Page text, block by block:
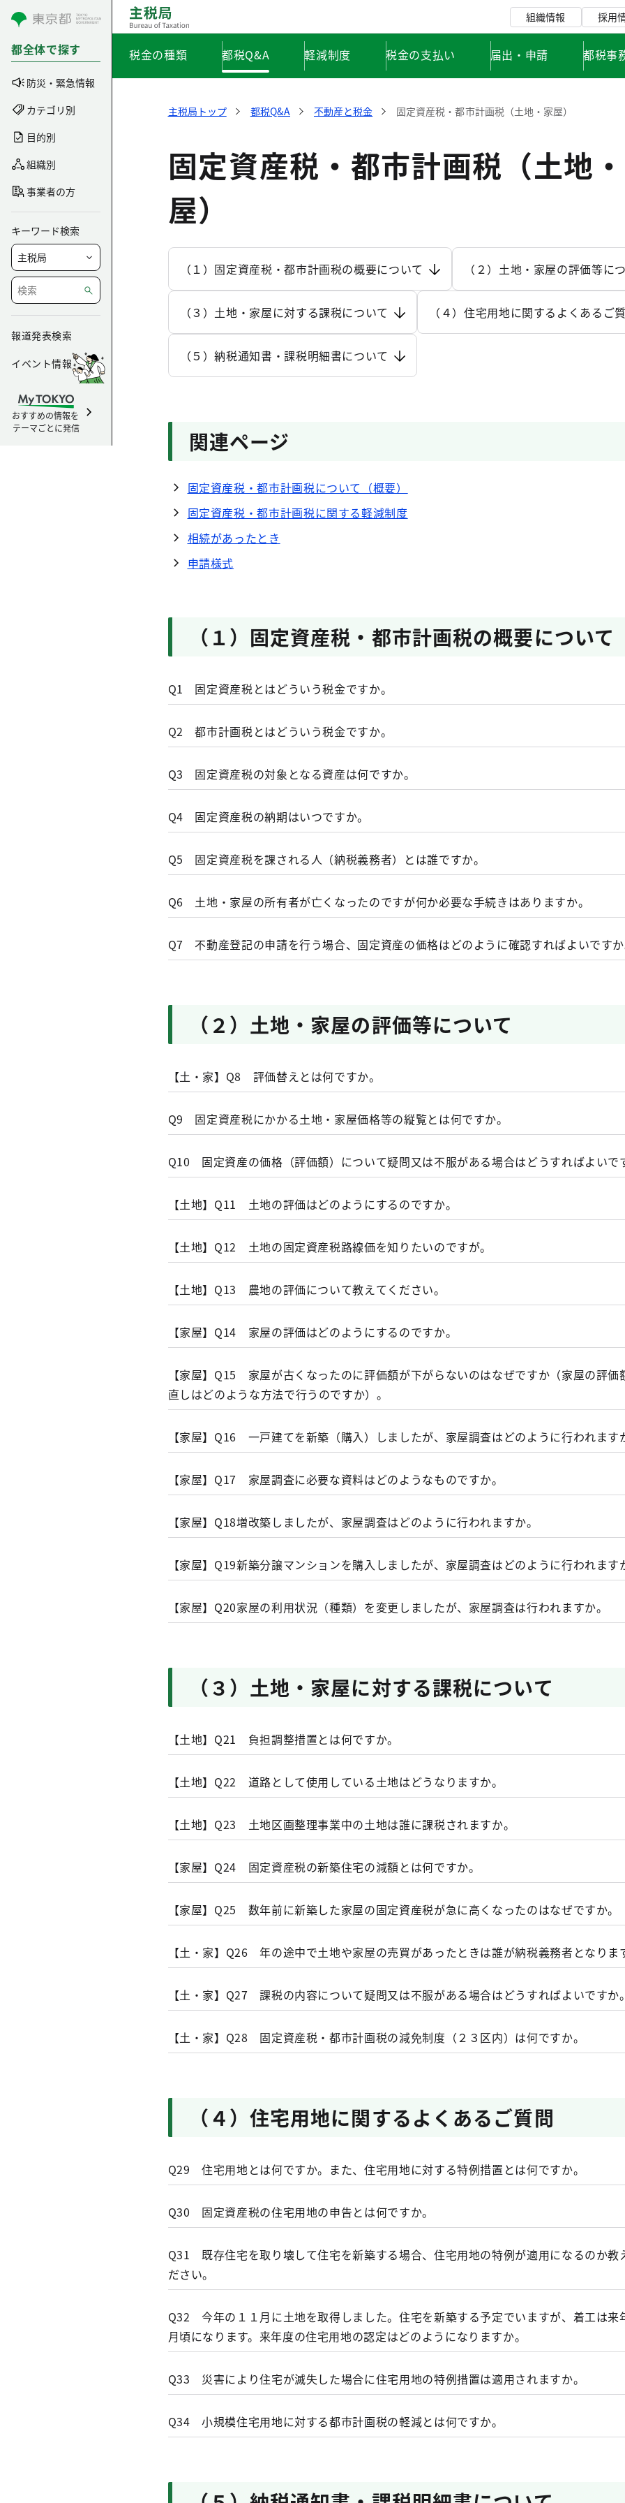
コンテンツにスキップ
都全体で探す
防災・緊急情報
カテゴリ別
目的別
組織別
事業者の方
キーワード検索
報道発表検索
イベント情報
おすすめの情報を
テーマごとに発信
組織情報 採用
税金の種類 都税Q&A 軽減制度 税金の支払い 届出・申請 都税事
主税局トップ 都税Q&A 不動産と税金 固定資産税・都市計画税（土地・家屋）
固定資産税・都市計画税（土地
屋）
（１）固定資産税・都市計画税の概要について （２）土地・家屋の評価等に
（３）土地・家屋に対する課税について （４）住宅用地に関するよくあるご
（５）納税通知書・課税明細書について
関連ページ
固定資産税・都市計画税について（概要）
固定資産税・都市計画税に関する軽減制度
相続があったとき
申請様式
（１）固定資産税・都市計画税の概要について
Q1 固定資産税とはどういう税金ですか。
A1
固定資産税は、毎年１月１日（賦課期日）現在の土地、家屋又は償却資産（これ
産」といいます。）の所有者に対し、その固定資産の価格をもとに算定される税
資産の所在する市町村が課税する税金です。
ただし、東京都２３区内においては、特例で都が課税をすることになっています
納税義務者
録されている方です。
1.4％
（地方税法３４１条、３４３条、３５０条、３５９条、７３４条、東京都都税条例１２
固定資産税の対象となる資産は何ですか。
償却資産の概要
Q2 都市計画税とはどういう税金ですか。
Q3 固定資産税の対象となる資産は何ですか。
A3 土地、家屋及び償却資産が固定資産税の対象となります。
田、畑、宅地、鉱泉地、池沼、山林、牧場、原野その他の土地（雑種地）をいいます
住家、店舗、工場（発電所及び変電所を含みます。）、倉庫その他の建物をいいます
償却資産
土地及び家屋以外の、事業の用に供することができる資産
を含みます。）。
耐用年数１年未満又は取得価額１０万円未満の償却資産で損金算入したもの
万円未満で３年間の一括償却をしたもの、法人税法第６４条の２第１項等に
資産で取得価額が２０万円未満のものなど、少額資産にあたる資産は除かれま
自動車税種別割の課税客体である自動車、軽自動車税種別割の課税客体であ
車・軽自動車・小型特殊自動車・二輪小型自動車は除かれます。
は除かれます。ただし、観賞用、興行用その他これらに準ずる事業の用に供
却資産となります。
（注）中小企業者に該当する法人・個人事業者については、取得価額30万円未満の減価
よる国税（法人税・所得税）に関する制度ですので、固定資産税（償却資産）で
の申告が必要となりますので、十分にご注意ください。
（地方税法３４１条、取扱通知（市）第三章第一節第一、五）
関連事項
固定資産税とはどういう税金ですか。
償却資産の概要
Q4 固定資産税の納期はいつですか。
A4
東京２３区内の固定資産税・都市計画税の令和８年度の納期は、次のとおりです。
第２期令和８（2026）年９月１日から９月３０日まで（納期限 ９月３０日）
第３期令和８（2026）年１２月１日から令和８（2026）年12月28日まで（納期限
（地方税法第３６２条、都税条例第１２９条）
関連事項
固定資産税とはどういう税金ですか。
固定資産税を課される人（納税義務者）とは誰ですか。
固定資産税の対象となる資産は何ですか。
固定資産税の納付方法を教えてください。
Q5 固定資産税を課される人（納税義務者）とは誰ですか。
A5
固定資産税を納める人（納税義務者）は１月１日の固定資産（土地、家屋又は償
有者として、固定資産課税台帳に登録されている方です。
具体的には次のとおりです。
家屋
償却資産
償却資産課税台帳に所有者として登録されている方
（注）所有者として登記（登録）されている方が１月１日前に死亡している場合等には
告書の提出が必要になる場合があります。
（地方税法第３４３条）
関連事項
固定資産税とはどういう税金ですか。
固定資産税の対象となる資産は何ですか。
固定資産税の納期はいつですか。
固定資産税にかかる土地・家屋価格等の縦覧とは何ですか
相続があったとき
Q6 土地・家屋の所有者が亡くなったのですが何か必要な手続きはありますか。
A6
亡くなられた方名義の土地・家屋について、不動産登記簿の名義変更をご検討く
３か月以内に不動産登記簿の名義変更ができない場合には、土地・家屋の所在す
詳しくは、こちら をご覧ください。
関連事項
相続があったとき
か。
Q7 不動産登記の申請を行う場合、固定資産の価格はどのように確認すればよいですか
不動産登記の申請を行う際には、登録免許税の算定のため、固定資産の価格を記載する
す。その価格は、「固定資産税・都市計画税 納税通知書」と同時期にお送りする、
なお、納税通知書は毎年６月にお送りしております。
納税通知書及び課税明細書は再
≪画像をクリックすると拡大します≫
（注１）評価証明（有料）は原則不要です。不動産登記申請は、課税明細書の写しを添
とができます。
（注２） ただし、以下に該当するなど評価証明が必要となる場合があります。詳しくは
お手元に課税明細書がない場合
４・５月に登記申請を行うなど、課税明細書で新年度の価格が確認できない場合
非課税が適用されている場合
関連事項
不動産登記の申請時には固定資産税・都市計画税 課税明細書をご利用ください。（
（２）土地・家屋の評価等について
【土・家】Q8 評価替えとは何ですか。
Q9 固定資産税にかかる土地・家屋価格等の縦覧とは何ですか。
Q10 固定資産の価格（評価額）について疑問又は不服がある場合はどうすればよいで
【土地】Q11 土地の評価はどのようにするのですか。
【土地】Q12 土地の固定資産税路線価を知りたいのですが。
【土地】Q13 農地の評価について教えてください。
【家屋】Q14 家屋の評価はどのようにするのですか。
【家屋】Q15 家屋が古くなったのに評価額が下がらないのはなぜですか（家屋の評価
直しはどのような方法で行うのですか）。
【家屋】Q16 一戸建てを新築（購入）しましたが、家屋調査はどのように行われます
A16
新築した建物の所有権を取得した者は、その所有権の取得の日から一月以内に、
登記の申請をすることが義務付けられています。
表題登記をした場合、登記所からその旨、都税事務所に通知されます。
諸事情により表題登記が遅れる場合は、当該家屋が所在する区の都税事務所の資
新増改築について登記がされていない場合、家屋異動届書をご提出していただく
があります。）
登記所からの通知又は所有者の方からの連絡により新築家屋を把握した後、当該家屋
方法で家屋調査を行います。
①必要資料をお送りいただき（もしくは借用させていただき）、資料及び外観確認によ
備の施工状況を確認する方法（立会いは不要）。
資料に不備がある場合は、電話での問合せ又はお立会いによる調査をさせていただくことがありま
②各種建築資料（建築確認申請書、見積書、請負契約書、竣工図等）を確認させていて
いいただいたうえで、内外の資材や設備の施工状況を確認する方法。
家屋評価担当職員は家屋調査を行う際には、「東京都徴税吏員証」を携帯していますの
ださい。
場合はその年）の１月31日までに申告が必要となります。登記の有無にかかわらず、当
する区の都税事務所の固定資産税班に新築した旨をご連絡ください。
（不動産登記法第４７、１６４条）
（地方税法第３８２条）
関連事項
認定長期優良住宅にかかる固定資産税・不動産取得税が軽減されます
家屋異動届書（PDF）
【家屋】Q17 家屋調査に必要な資料はどのようなものですか。
【家屋】Q18増改築しましたが、家屋調査はどのように行われますか。
【家屋】Q19新築分譲マンションを購入しましたが、家屋調査はどのように行われます
【家屋】Q20家屋の利用状況（種類）を変更しましたが、家屋調査は行われますか。
（３）土地・家屋に対する課税について
【土地】Q21 負担調整措置とは何ですか。
A21
固定資産税の評価額に対する税負担が地域や土地によって格差があるのは税の公
問題があることから、平成９年度の税制改正により、この格差を解消していくた
導入されました。
この仕組みは、負担水準（評価額等に対する前年度課税標準額等の割合）が高い
き上げていく仕組みになっています。
昇する場合があります。
負担水準（％） ＝
令和８年度価格等（注2）
×100
（注1）令和７年中に分合筆等があった場合は、その土地に類似する土地の令和７年度
（注2）小規模住宅用地、一般住宅用地については、評価額に住宅用地の特例措置（小
住宅用地
負担水準が１００％以上→本則課税標準額（価格×1/6等）
商業地等
負担水準が６０％以上７０％以下→前年度課税標準額に据置
関連事項
小規模住宅用地に対する都市計画税の軽減とは何ですか
住宅用地とは何ですか。また、住宅用地に対する特例措置とは何ですか
商業地等の負担水準引下げ条例減額（２３区内）（PDF）
【土地】Q22 道路として使用している土地はどうなりますか。
A22
道路（セットバック部分等）として利用されている土地で所定の要件を満たすも
産税・都市計画税が非課税になります。
非課税の適用に当たっては、「固定資産税・都市計画税非課税申告書（公共の用に供す
提出をお願いしています。年内に申告があり、都税事務所の担当職員が利用状況を確認
いては、その翌年の4月に始まる年度から当該道路部分が非課税となります。
の添付をお願いします。この図面は、原則として土地家屋調査士等の資格を有する者に
積等を正確に確認しうるものであれば差し支えありません。
詳細は、土地が所在する区の都税事務所土地班までお問い合わせください。
関連事項
固定資産税・都市計画税非課税申告書（公共の用に供する道路）
記入例
インターネットからも申告手続が可能です。（LoGoフォーム）
【土地】Q23 土地区画整理事業中の土地は誰に課税されますか。
【家屋】Q24 固定資産税の新築住宅の減額とは何ですか。
【家屋】Q25 数年前に新築した家屋の固定資産税が急に高くなったのはなぜですか。
【土・家】Q26 年の途中で土地や家屋の売買があったときは誰が納税義務者となりま
【土・家】Q27 課税の内容について疑問又は不服がある場合はどうすればよいですか。
【土・家】Q28 固定資産税・都市計画税の減免制度（２３区内）は何ですか。
（４）住宅用地に関するよくあるご質問
Q29 住宅用地とは何ですか。また、住宅用地に対する特例措置とは何ですか。
A29
住宅用地とは
賦課期日（毎年１月１日）現在、次のいずれかに該当するものをいいます。
在する家屋の床面積の１０倍までの土地
（2）併用住宅（一部を人の居住の用に供する家屋で、その家屋の床面積に対する
が４分の１以上あるもの）の敷地の用に供されている土地のうち、その面積に
て得た面積（住宅用地の面積がその上に存在する家屋の床面積の１０倍を超え
床面積の１０倍の面積に下表の率を乗じた面積）に相当する土地
1/4（25％）以上1/2（50％）未
Q30 固定資産税の住宅用地の申告とは何ですか。
A30
固定資産税・都市計画税の住宅用地には課税標準の特例措置が設けられており、税
ています。この特例措置を正しく適用するために、「固定資産税の住宅用地等申告
をしてください。
申告が必要な場合
（1） 住宅を新築又は増築した場合
Q31 既存住宅を取り壊して住宅を新築する場合、住宅用地の特例が適用になるのか教
ださい。
A31
賦課期日（１月１日）、住宅を建築中又は建築予定の土地は原則として住宅用地
されませんが、一定の要件を満たす場合には、住宅が完成するまでに通常必要と
事期間について、住宅建替え中の土地として、住宅用地の特例が継続して適用さ
合、「固定資産税の住宅用地等申告書」により申告をしていただくことになって
Q32 今年の１１月に土地を取得しました。住宅を新築する予定でいますが、着工は来
月頃になります。来年度の住宅用地の認定はどのようになりますか。
A32
賦課期日（１月１日）現在、住宅の敷地として利用されている土地は、住宅用地
置が適用され、税負担が軽減されます。したがって、住宅を建てる目的で取得し
も、１月１日時点で住宅が完成しておらず、住宅を建築中又は建築予定となって
いては、駐車場や店舗、事務所等に利用されている土地と同様に住宅用地の特例
Q33 災害により住宅が滅失した場合に住宅用地の特例措置は適用されますか。
Q34 小規模住宅用地に対する都市計画税の軽減とは何ですか。